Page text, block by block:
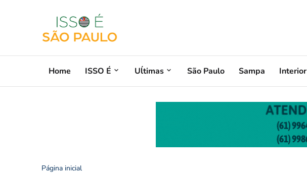
Home ISSO É Uĺtimas São Paulo Sampa Interior
Página inicial